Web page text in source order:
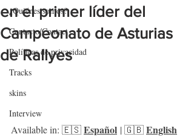
¿Quiénes somos?
Contacto/Contact
Políticas de privacidad
Tracks
skins
Interview
en el primer líder del
Campeonato de Asturias
de Rallyes
Available in: 🇪🇸 Español | 🇬🇧 English